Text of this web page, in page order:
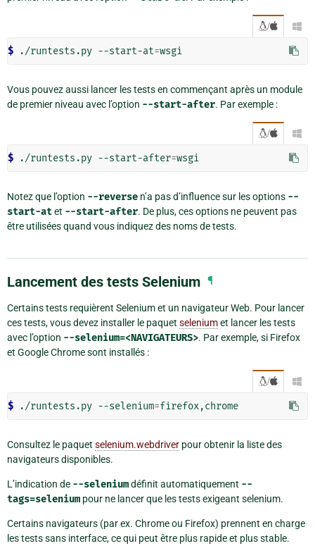
/ 
$ ./runtests.py --start-at=
Vous pouvez aussi lancer les tests en commençant après un module
de premier niveau avec l’option --start-after. Par exemple :
/ 
$ ./runtests.py --start-after=
Notez que l’option --reverse n’a pas d’influence sur les options --
start-atet --start-after. De plus, ces options ne peuvent pas
être utilisées quand vous indiquez des noms de tests.
Lancement des tests Selenium ¶
Certains tests requièrent Selenium et un navigateur Web. Pour lancer
ces tests, vous devez installer le paquet seleniumet lancer les tests
avec l’option --selenium=<NAVIGATEURS>. Par exemple, si Firefox
et Google Chrome sont installés :
/ 
$ ./runtests.py --selenium=
Consultez le paquet selenium.webdriver pour obtenir la liste des
navigateurs disponibles.
L’indication de --seleniumdéfinit automatiquement --
tags=selenium pour ne lancer que les tests exigeant selenium.
Certains navigateurs (par ex. Chrome ou Firefox) prennent en charge
les tests sans interface, ce qui peut être plus rapide et plus stable.